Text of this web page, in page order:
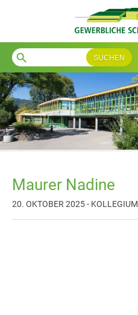
search
Maurer Nadine
20. OKTOBER 2025 - KOLLEGIUM